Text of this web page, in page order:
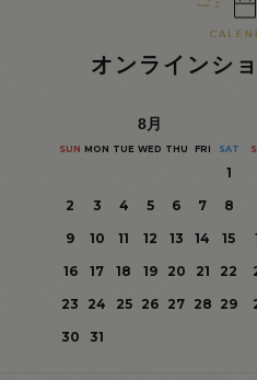
オンラインシ
8月
SUN MON TUE WED THU FRI SAT
1
2
3 4 5 6 7
8
9
10 11 12 13 14
15
16
17 18 19 20 21
22
23
24 25 26 27 28 29
30
31